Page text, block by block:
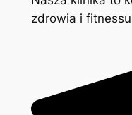
zdrowia i fitnessu